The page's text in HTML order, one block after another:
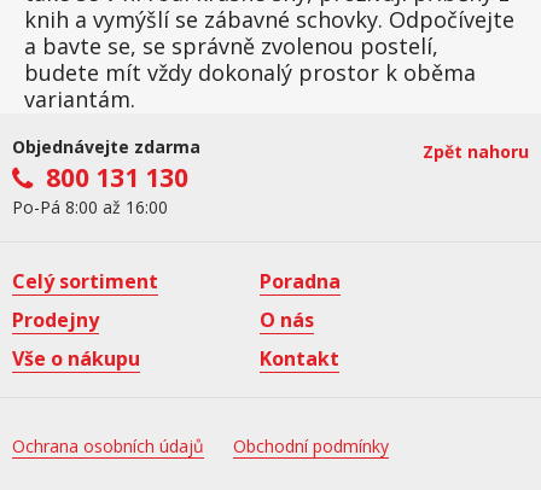
knih a vymýšlí se zábavné schovky. Odpočívejte
a bavte se, se správně zvolenou postelí,
budete mít vždy dokonalý prostor k oběma
variantám.
Objednávejte zdarma
800 131 130
Po-Pá 8:00 až 16:00
Zpět nahoru
Celý sortiment
Poradna
Prodejny
O nás
Vše o nákupu
Kontakt
Ochrana osobních údajů Obchodní podmínky